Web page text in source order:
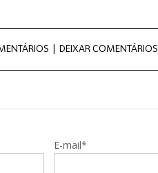
| DEIXAR COMENTÁRIOS
E-mail*